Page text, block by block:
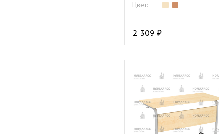
Цвет:
2 309 ₽